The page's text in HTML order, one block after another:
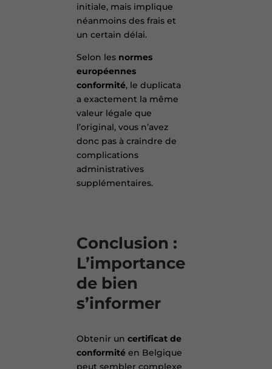
initiale, mais implique
néanmoins des frais et
un certain délai.
Selon les normes
européennes
conformité, le duplicata
a exactement la même
valeur légale que
l’original, vous n’avez
donc pas à craindre de
complications
administratives
supplémentaires.
Conclusion :
L’importance
de bien
s’informer
Obtenir uncertificat de
conformité en Belgique
peut sembler complexe